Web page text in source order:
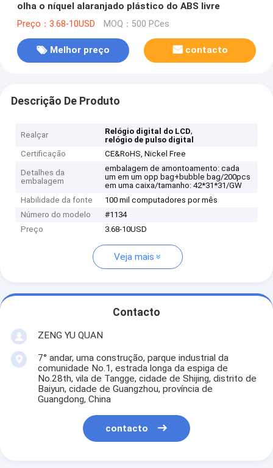
olha o níquel alaranjado plástico do ABS livre
Preço：3.68-10USD MOQ：500 PCes
Melhor preço contacto
Descrição De Produto
Realçar Relógio digital do LCD,
relógio de pulso digital
Certificação
CE&RoHS, Nickel Free
Detalhes da
embalagem
embalagem de amontoamento: cada
um em um opp bag+bubble bag/200pcs
em uma caixa/tamanho: 42*31*31/GW
Habilidade da fonte
100 mil computadores por mês
Número do modelo
#1134
Preço
3.68-10USD
Veja mais
Contacto
ZENG YU QUAN
7° andar, uma construção, parque industrial da
comunidade No.1, estrada longa da espiga de
No.28th, vila de Tangge, cidade de Shijing, distrito de
Baiyun, cidade de Guangzhou, província de
Guangdong, China
contacto